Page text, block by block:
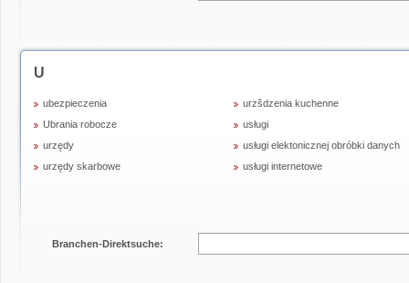
U
ubezpieczenia
Ubrania robocze
urzędy
urzędy skarbowe
urzšdzenia kuchenne
usługi
usługi elektonicznej obróbki danych
usługi internetowe
Branchen-Direktsuche: